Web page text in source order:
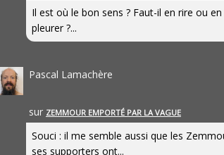
Il est où le bon sens ? Faut-il en rire ou en
pleurer ?...
Pascal Lamachère
sur ZEMMOUR EMPORTÉ PAR LA VAGUE
Souci : il me semble aussi que les
ses supporters ont...